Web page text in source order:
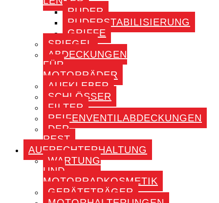
RUDER
RUDERSTABILISIERUNG
GRIFFE
SPIEGEL
ABDECKUNGEN
FÜR
MOTORRÄDER
AUFKLEBER
SCHLÖSSER
FILTER
REIFENVENTILABDECKUNGEN
DER
REST
AUFRECHTERHALTUNG
WARTUNG
UND
MOTORRADKOSMETIK
GERÄTETRÄGER